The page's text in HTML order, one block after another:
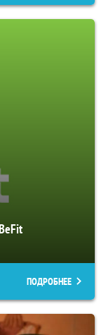
ПОДРОБНЕЕ